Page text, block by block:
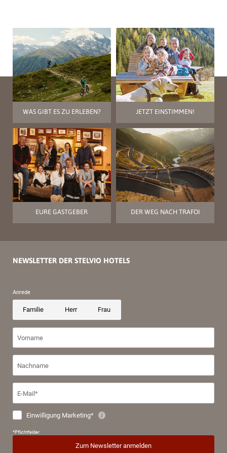
WAS GIBT ES ZU ERLEBEN? JETZT EINSTIMMEN!
EURE GASTGEBER DER WEG NACH TRAFOI
NEWSLETTER DER STELVIO HOTELS